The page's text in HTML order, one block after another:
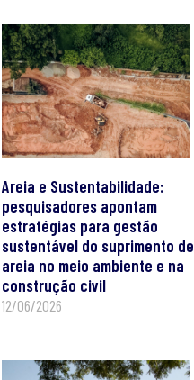
Areia e Sustentabilidade:
pesquisadores apontam
estratégias para gestão
sustentável do suprimento de
areia no meio ambiente e na
construção civil
12/06/2026